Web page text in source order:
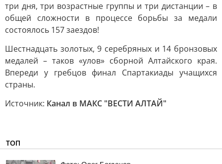
три дня, три возрастные группы и три дистанции – в
общей сложности в процессе борьбы за медали
состоялось 157 заездов!
Шестнадцать золотых, 9 серебряных и 14 бронзовых
медалей – таков «улов» сборной Алтайского края.
Впереди у гребцов финал Спартакиады учащихся
страны.
Источник: Канал в МАКС "ВЕСТИ АЛТАЙ"
ТОП